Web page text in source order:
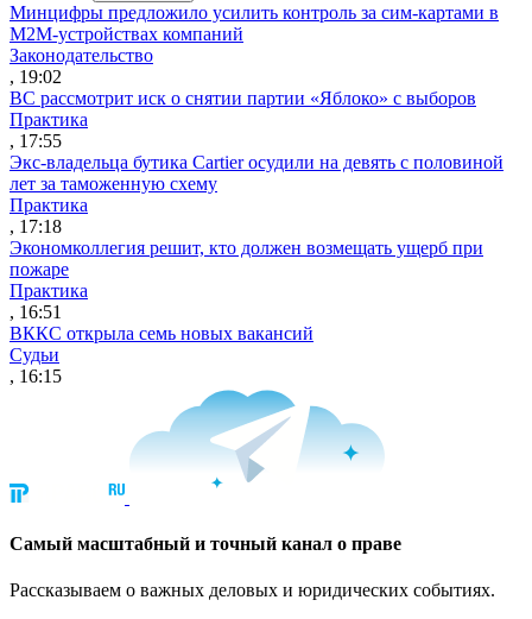
Минцифры предложило усилить контроль за сим-картами в
M2M-устройствах компаний
Законодательство
, 19:02
ВС рассмотрит иск о снятии партии «Яблоко» с выборов
Практика
, 17:55
Экс-владельца бутика Cartier осудили на девять с половиной
лет за таможенную схему
Практика
, 17:18
Экономколлегия решит, кто должен возмещать ущерб при
пожаре
Практика
, 16:51
ВККС открыла семь новых вакансий
Судьи
, 16:15
Cамый масштабный и точный канал о праве
Рассказываем о важных деловых и юридических событиях.